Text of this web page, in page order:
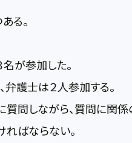
る。
が参加した。
護士は２人参加する。
質問しながら、質問に関
ばならない。